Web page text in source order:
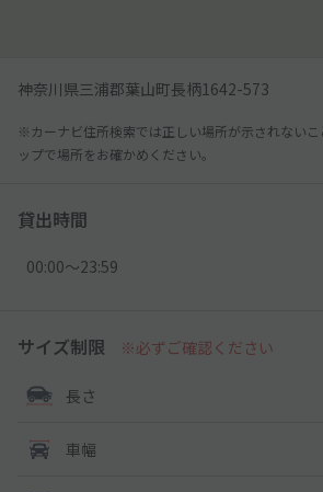
神奈川県三浦郡葉山町長柄1642-573
※カーナビ住所検索では正しい場所が示されない
ップで場所をお確かめください。
貸出時間
00:00〜23:59
サイズ制限 ※必ずご確認ください
長さ
車幅